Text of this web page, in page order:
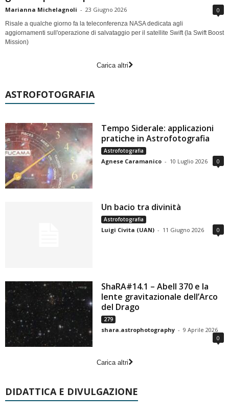
Marianna Michelagnoli - 23 Giugno 2026 0
Risale a qualche giorno fa la teleconferenza NASA dedicata agli
aggiornamenti sull'operazione di salvataggio per il satellite Swift (la Swift Boost
Mission)
Carica altri
ASTROFOTOGRAFIA
Tempo Siderale: applicazioni
pratiche in Astrofotografia
Astrofotografia
Agnese Caramanico - 10 Luglio 2026 0
Un bacio tra divinità
Astrofotografia
Luigi Civita (UAN) - 11 Giugno 2026 0
ShaRA#14.1 – Abell 370 e la
lente gravitazionale dell’Arco
del Drago
279
shara.astrophotography - 9 Aprile 2026
0
Carica altri
DIDATTICA E DIVULGAZIONE